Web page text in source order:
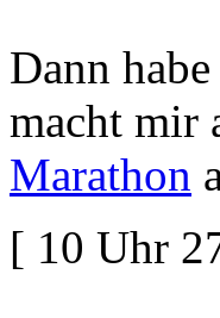
Dann
macht mir
Marathon
[ 10 Uhr